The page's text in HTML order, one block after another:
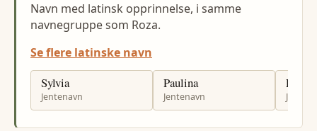
Navn med latinsk opprinnelse, i samme
navnegruppe som Roza.
Se flere latinske navn
Sylvia
Jentenavn
Paulina
Jentenavn
Paula